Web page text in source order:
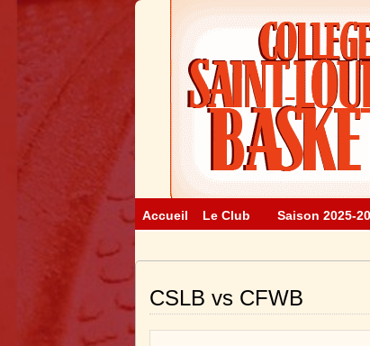
Accueil Le Club Saison 2025-
CSLB vs CFWB